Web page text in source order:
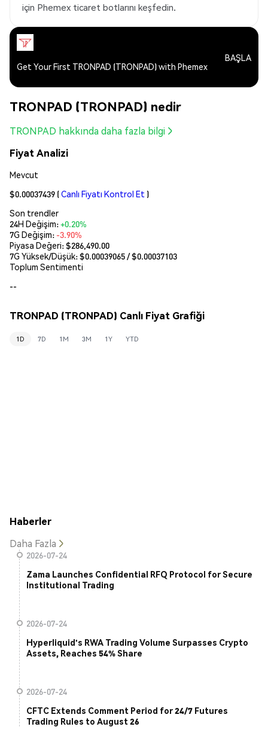
için Phemex ticaret botlarını keşfedin.
Get Your First TRONPAD (TRONPAD) with Phemex
BAŞLA
TRONPAD (TRONPAD) nedir
TRONPAD hakkında daha fazla bilgi
Fiyat Analizi
Mevcut
$0.00037439 (Canlı Fiyatı Kontrol Et )
Son trendler
24H Değişim:+0.20%
7G Değişim: -3.90%
Piyasa Değeri:$286,490.00
7G Yüksek/Düşük: $0.00039065/ $0.00037103
Toplum Sentimenti
--
TRONPAD (TRONPAD) Canlı Fiyat Grafiği
1D 7D 1M 3M 1Y YTD
Haberler
Daha Fazla
2026-07-24
Zama Launches Confidential RFQ Protocol for Secure
Institutional Trading
2026-07-24
Hyperliquid's RWA Trading Volume Surpasses Crypto
Assets, Reaches 54% Share
2026-07-24
CFTC Extends Comment Period for 24/7 Futures
Trading Rules to August 26